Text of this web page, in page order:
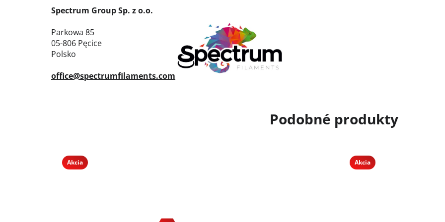
Akcia Akcia
Spectrum Group Sp. z o.o.
Parkowa 85
05-806 Pęcice
Polsko
office@spectrumfilaments.com